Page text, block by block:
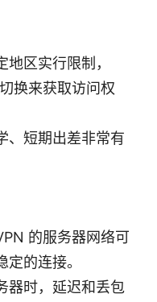
区实行限制，
换来获取访问权
、短期出差非常有
的服务器网络可
的连接。
器时，延迟和丢包